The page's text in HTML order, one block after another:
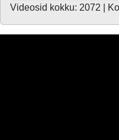
Videosid kokku: 2072 |